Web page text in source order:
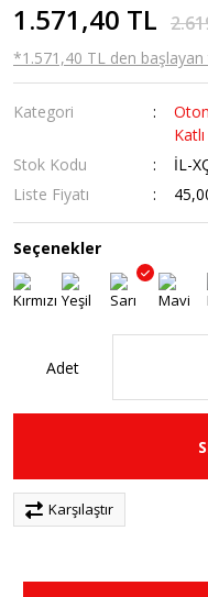
1.571,40 TL
*1.571,40 TL den başlayan
Kategori
Stok Kodu
İL-
Liste Fiyatı
Seçenekler
Adet
Karşılaştır